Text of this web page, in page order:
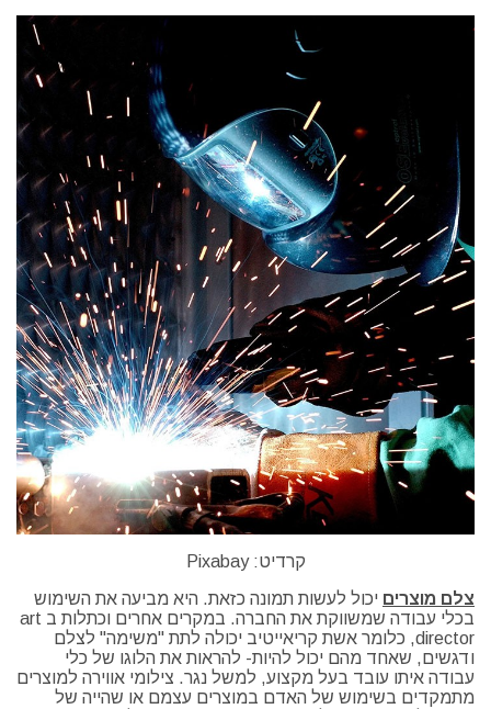
קרדיט: Pixabay
צלם מוצרים יכול לעשות תמונה כזאת. היא מביעה את השימוש
בכלי עבודה שמשווקת את החברה. במקרים אחרים וכתלות ב art
director, כלומר אשת קריאייטיב יכולה לתת "משימה" לצלם
ודגשים, שאחד מהם יכול להיות- להראות את הלוגו של כלי
עבודה איתו עובד בעל מקצוע, למשל נגר. צילומי אווירה למוצרים
מתמקדים בשימוש של האדם במוצרים עצמם או שהייה של